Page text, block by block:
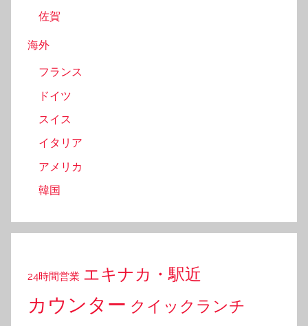
佐賀
海外
フランス
ドイツ
スイス
イタリア
アメリカ
韓国
24時間営業 エキナカ・駅近
カウンター クイックランチ